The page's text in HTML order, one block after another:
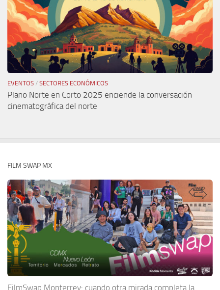
EVENTOS / SECTORES ECONÓMICOS
Plano Norte en Corto 2025 enciende la conversación
cinematográfica del norte
FILM SWAP MX
FilmSwap Monterrey: cuando otra mirada completa la